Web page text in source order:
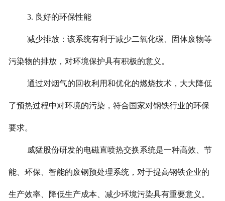
3. 良好的环保性能
减少排放：该系统有利于减少二氧化碳、固体废物等
污染物的排放，对环境保护具有积极的意义。
通过对烟气的回收利用和优化的燃烧技术，大大降低
了预热过程中对环境的污染，符合国家对钢铁行业的环保
要求。
威猛股份研发的电磁直喷热交换系统是一种高效、节
能、环保、智能的废钢预处理系统，对于提高钢铁企业的
生产效率、降低生产成本、减少环境污染具有重要意义。